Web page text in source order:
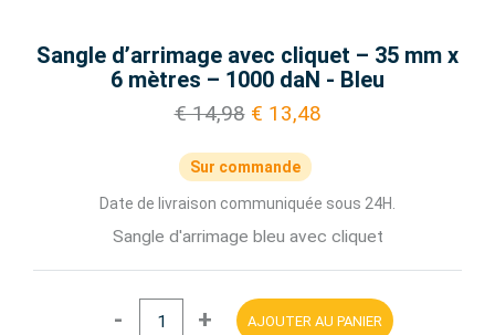
Sangle d’arrimage avec cliquet – 35 mm x
6 mètres – 1000 daN - Bleu
€ 14,98 € 13,48
Sur commande
Date de livraison communiquée sous 24H.
Sangle d'arrimage bleu avec cliquet
- + AJOUTER AU PANIER